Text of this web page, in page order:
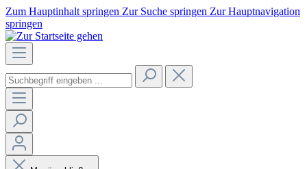
Zum Hauptinhalt springen Zur Suche springen Zur Hauptnavigation
springen